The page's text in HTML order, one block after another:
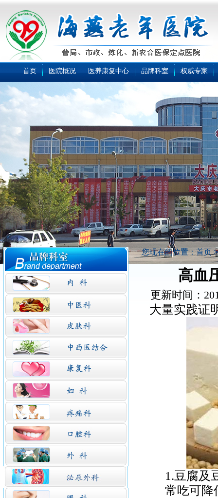
首页 医院概况 医养康复中心 品牌科室 权威专家
您现在的位置：首页>
高血
更新时间：
大量实践证
1. 豆腐及
常吃可降